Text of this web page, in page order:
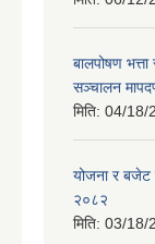
बालपोषण
सञ्चालन
मिति: 04/18/
योजना र बजेट
२०८२
मिति: 03/18/